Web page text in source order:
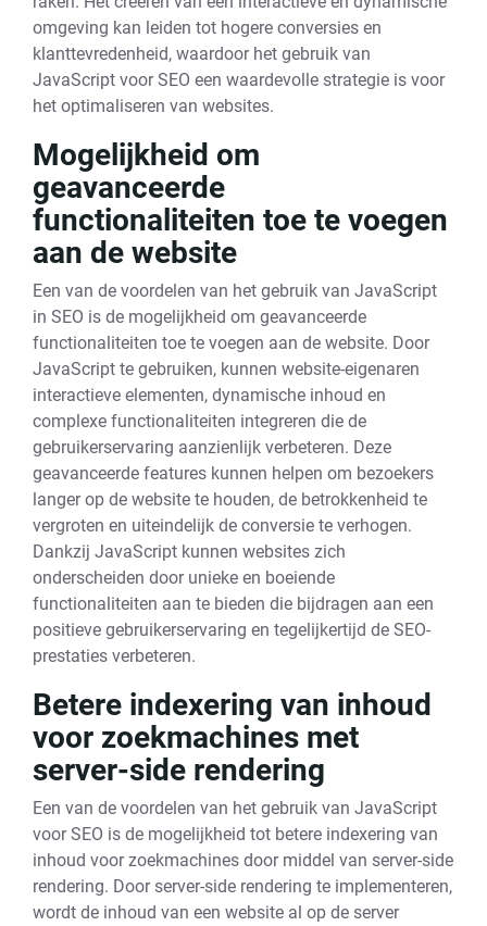
omgeving kan leiden tot hogere conversies en
klanttevredenheid, waardoor het gebruik van
JavaScript voor SEO een waardevolle strategie is voor
het optimaliseren van websites.
Mogelijkheid om
geavanceerde
functionaliteiten toe te voegen
aan de website
Een van de voordelen van het gebruik van JavaScript
in SEO is de mogelijkheid om geavanceerde
functionaliteiten toe te voegen aan de website. Door
JavaScript te gebruiken, kunnen website-eigenaren
interactieve elementen, dynamische inhoud en
complexe functionaliteiten integreren die de
gebruikerservaring aanzienlijk verbeteren. Deze
geavanceerde features kunnen helpen om bezoekers
langer op de website te houden, de betrokkenheid te
vergroten en uiteindelijk de conversie te verhogen.
Dankzij JavaScript kunnen websites zich
onderscheiden door unieke en boeiende
functionaliteiten aan te bieden die bijdragen aan een
positieve gebruikerservaring en tegelijkertijd de SEO-
prestaties verbeteren.
Betere indexering van inhoud
voor zoekmachines met
server-side rendering
Een van de voordelen van het gebruik van JavaScript
voor SEO is de mogelijkheid tot betere indexering van
inhoud voor zoekmachines door middel van server-side
rendering. Door server-side rendering te implementeren,
wordt de inhoud van een website al op de server